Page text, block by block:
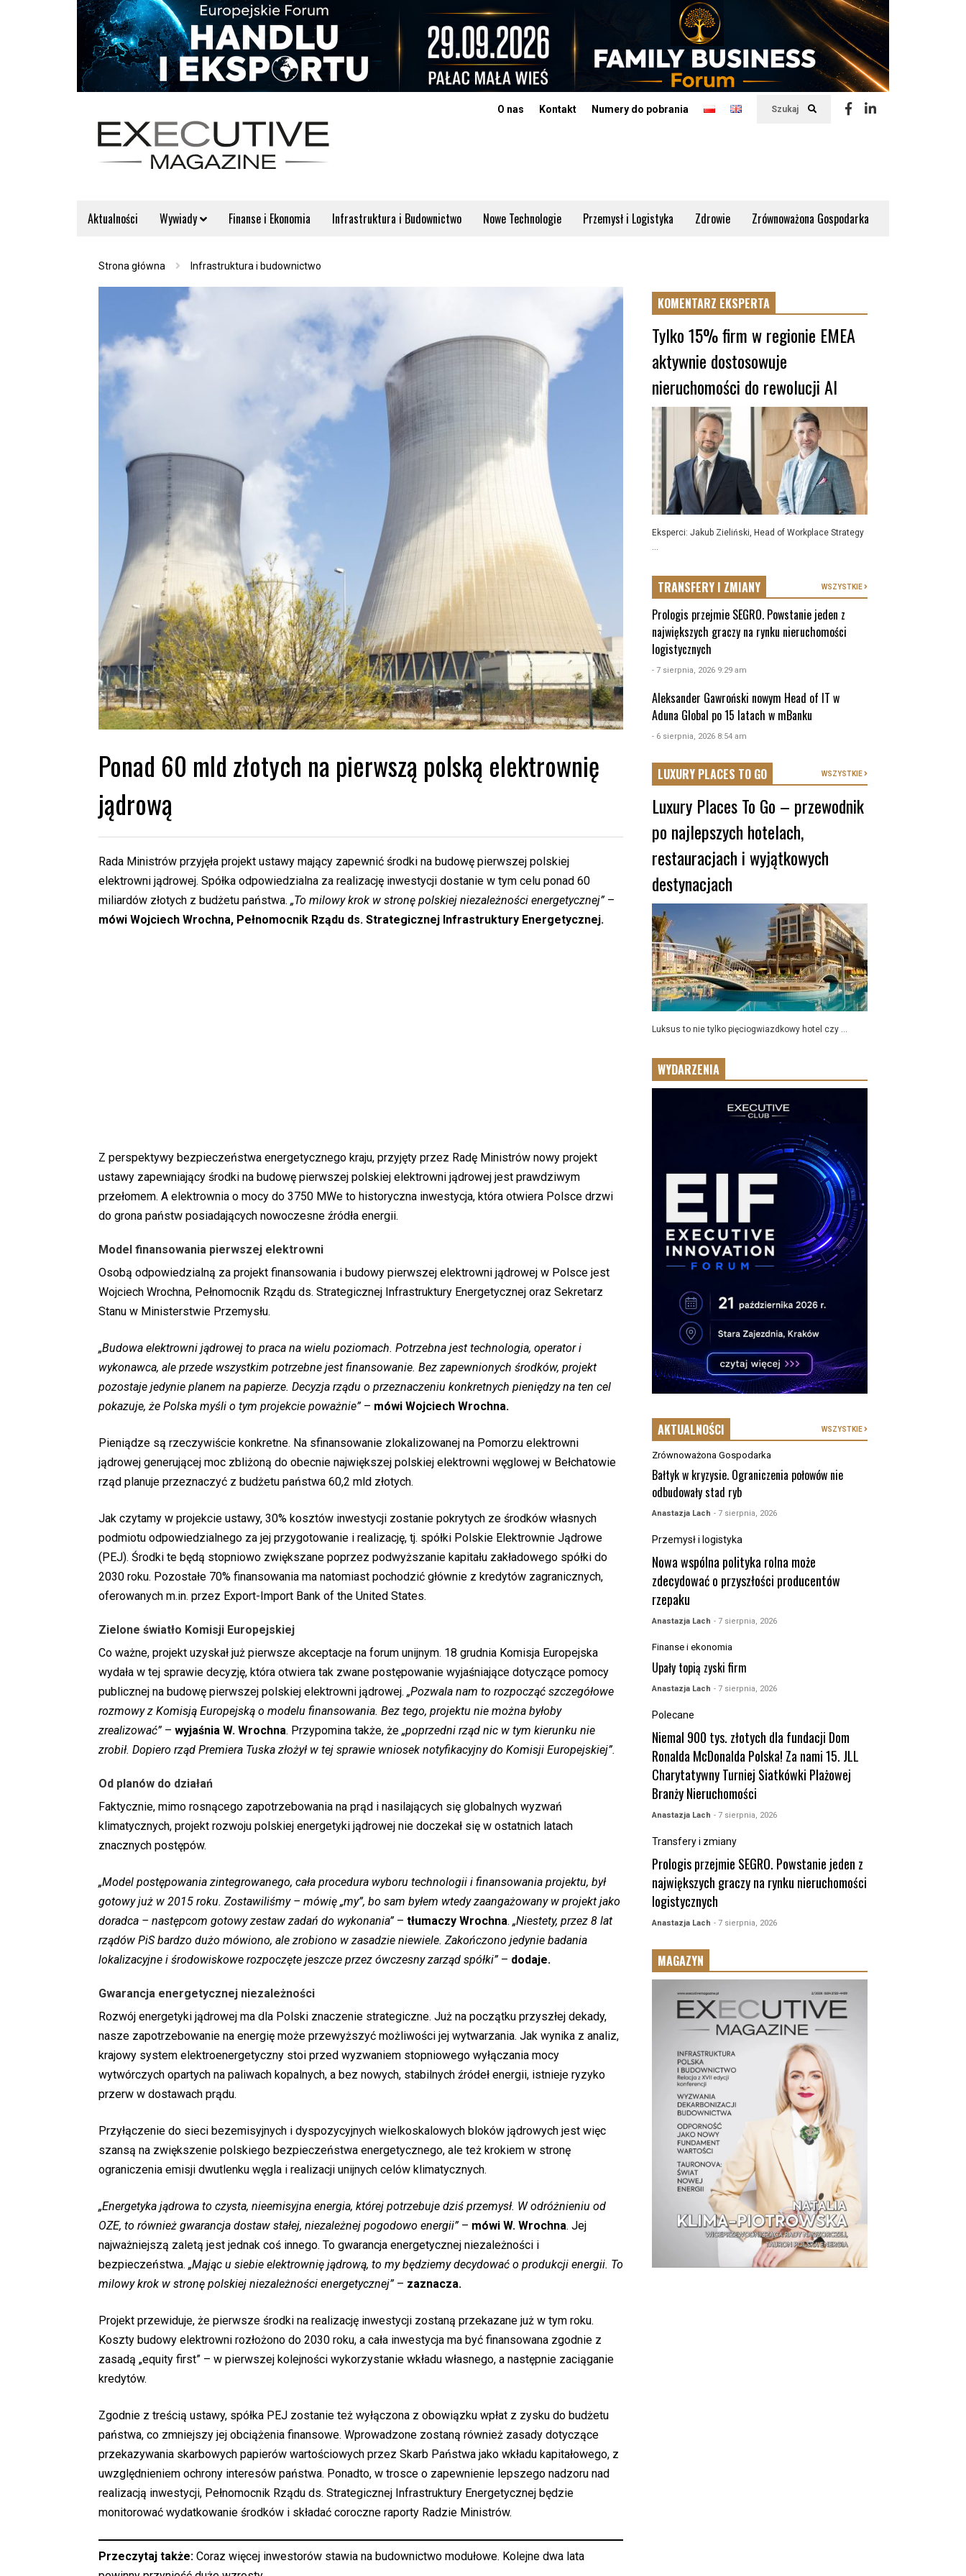
Szukaj
O nas Kontakt Numery do pobrania
Aktualności Wywiady Finanse i Ekonomia Infrastruktura i Budownictwo Nowe Technologie Przemysł i Logistyka Zdrowie Zrównoważona Gospodarka
Strona główna Infrastruktura i budownictwo
Ponad 60 mld złotych na pierwszą polską elektrownię
jądrową
Rada Ministrów przyjęła projekt ustawy mający zapewnić środki na budowę pierwszej polskiej
elektrowni jądrowej. Spółka odpowiedzialna za realizację inwestycji dostanie w tym celu ponad 60
miliardów złotych z budżetu państwa. „To milowy krok w stronę polskiej niezależności energetycznej”–
mówi Wojciech Wrochna, Pełnomocnik Rządu ds. Strategicznej Infrastruktury Energetycznej.
Z perspektywy bezpieczeństwa energetycznego kraju, przyjęty przez Radę Ministrów nowy projekt
ustawy zapewniający środki na budowę pierwszej polskiej elektrowni jądrowej jest prawdziwym
przełomem. A elektrownia o mocy do 3750 MWe to historyczna inwestycja, która otwiera Polsce drzwi
do grona państw posiadających nowoczesne źródła energii.
Model finansowania pierwszej elektrowni
Osobą odpowiedzialną za projekt finansowania i budowy pierwszej elektrowni jądrowej w Polsce jest
Wojciech Wrochna, Pełnomocnik Rządu ds. Strategicznej Infrastruktury Energetycznej oraz Sekretarz
Stanu w Ministerstwie Przemysłu.
„Budowa elektrowni jądrowej to praca na wielu poziomach. Potrzebna jest technologia, operator i
wykonawca, ale przede wszystkim potrzebne jest finansowanie. Bez zapewnionych środków, projekt
pozostaje jedynie planem na papierze. Decyzja rządu o przeznaczeniu konkretnych pieniędzy na ten cel
pokazuje, że Polska myśli o tym projekcie poważnie”– mówi Wojciech Wrochna.
Pieniądze są rzeczywiście konkretne. Na sfinansowanie zlokalizowanej na Pomorzu elektrowni
jądrowej generującej moc zbliżoną do obecnie największej polskiej elektrowni węglowej w Bełchatowie
rząd planuje przeznaczyć z budżetu państwa 60,2 mld złotych.
Jak czytamy w projekcie ustawy, 30% kosztów inwestycji zostanie pokrytych ze środków własnych
podmiotu odpowiedzialnego za jej przygotowanie i realizację, tj. spółki Polskie Elektrownie Jądrowe
(PEJ). Środki te będą stopniowo zwiększane poprzez podwyższanie kapitału zakładowego spółki do
2030 roku. Pozostałe 70% finansowania ma natomiast pochodzić głównie z kredytów zagranicznych,
oferowanych m.in. przez Export-Import Bank of the United States.
Zielone światło Komisji Europejskiej
Co ważne, projekt uzyskał już pierwsze akceptacje na forum unijnym. 18 grudnia Komisja Europejska
wydała w tej sprawie decyzję, która otwiera tak zwane postępowanie wyjaśniające dotyczące pomocy
publicznej na budowę pierwszej polskiej elektrowni jądrowej. „Pozwala nam to rozpocząć szczegółowe
rozmowy z Komisją Europejską o modelu finansowania. Bez tego, projektu nie można byłoby
zrealizować” – wyjaśnia W. Wrochna. Przypomina także, że „poprzedni rząd nic w tym kierunku nie
zrobił. Dopiero rząd Premiera Tuska złożył w tej sprawie wniosek notyfikacyjny do Komisji Europejskiej”.
Od planów do działań
Faktycznie, mimo rosnącego zapotrzebowania na prąd i nasilających się globalnych wyzwań
klimatycznych, projekt rozwoju polskiej energetyki jądrowej nie doczekał się w ostatnich latach
znacznych postępów.
„Model postępowania zintegrowanego, cała procedura wyboru technologii i finansowania projektu, był
gotowy już w 2015 roku. Zostawiliśmy – mówię „my”, bo sam byłem wtedy zaangażowany w projekt jako
doradca – następcom gotowy zestaw zadań do wykonania” – tłumaczy Wrochna. „Niestety, przez 8 lat
rządów PiS bardzo dużo mówiono, ale zrobiono w zasadzie niewiele. Zakończono jedynie badania
lokalizacyjne i środowiskowe rozpoczęte jeszcze przez ówczesny zarząd spółki” – dodaje.
Gwarancja energetycznej niezależności
Rozwój energetyki jądrowej ma dla Polski znaczenie strategiczne. Już na początku przyszłej dekady,
nasze zapotrzebowanie na energię może przewyższyć możliwości jej wytwarzania. Jak wynika z analiz,
krajowy system elektroenergetyczny stoi przed wyzwaniem stopniowego wyłączania mocy
wytwórczych opartych na paliwach kopalnych, a bez nowych, stabilnych źródeł energii, istnieje ryzyko
przerw w dostawach prądu.
Przyłączenie do sieci bezemisyjnych i dyspozycyjnych wielkoskalowych bloków jądrowych jest więc
szansą na zwiększenie polskiego bezpieczeństwa energetycznego, ale też krokiem w stronę
ograniczenia emisji dwutlenku węgla i realizacji unijnych celów klimatycznych.
„Energetyka jądrowa to czysta, nieemisyjna energia, której potrzebuje dziś przemysł. W odróżnieniu od
OZE, to również gwarancja dostaw stałej, niezależnej pogodowo energii”– mówi W. Wrochna. Jej
najważniejszą zaletą jest jednak coś innego. To gwarancja energetycznej niezależności i
bezpieczeństwa. „Mając u siebie elektrownię jądrową, to my będziemy decydować o produkcji energii. To
milowy krok w stronę polskiej niezależności energetycznej”– zaznacza.
Projekt przewiduje, że pierwsze środki na realizację inwestycji zostaną przekazane już w tym roku.
Koszty budowy elektrowni rozłożono do 2030 roku, a cała inwestycja ma być finansowana zgodnie z
zasadą „equity first” – w pierwszej kolejności wykorzystanie wkładu własnego, a następnie zaciąganie
kredytów.
Zgodnie z treścią ustawy, spółka PEJ zostanie też wyłączona z obowiązku wpłat z zysku do budżetu
państwa, co zmniejszy jej obciążenia finansowe. Wprowadzone zostaną również zasady dotyczące
przekazywania skarbowych papierów wartościowych przez Skarb Państwa jako wkładu kapitałowego, z
uwzględnieniem ochrony interesów państwa. Ponadto, w trosce o zapewnienie lepszego nadzoru nad
realizacją inwestycji, Pełnomocnik Rządu ds. Strategicznej Infrastruktury Energetycznej będzie
monitorować wydatkowanie środków i składać coroczne raporty Radzie Ministrów.
Przeczytaj także: Coraz więcej inwestorów stawia na budownictwo modułowe. Kolejne dwa lata
KOMENTARZ EKSPERTA
Tylko 15% firm w regionie EMEA
aktywnie dostosowuje
nieruchomości do rewolucji AI
Eksperci: Jakub Zieliński, Head of Workplace Strategy
...
TRANSFERY I ZMIANY WSZYSTKIE
Prologis przejmie SEGRO. Powstanie jeden z
największych graczy na rynku nieruchomości
logistycznych
- 7 sierpnia, 2026 9:29 am
Aleksander Gawroński nowym Head of IT w
Aduna Global po 15 latach w mBanku
- 6 sierpnia, 2026 8:54 am
LUXURY PLACES TO GO WSZYSTKIE
Luxury Places To Go – przewodnik
po najlepszych hotelach,
restauracjach i wyjątkowych
destynacjach
Luksus to nie tylko pięciogwiazdkowy hotel czy ...
WYDARZENIA
AKTUALNOŚCI WSZYSTKIE
Zrównoważona Gospodarka
Bałtyk w kryzysie. Ograniczenia połowów nie
odbudowały stad ryb
Anastazja Lach - 7 sierpnia, 2026
Przemysł i logistyka
Nowa wspólna polityka rolna może
zdecydować o przyszłości producentów
rzepaku
Anastazja Lach - 7 sierpnia, 2026
Finanse i ekonomia
Upały topią zyski firm
Anastazja Lach - 7 sierpnia, 2026
Polecane
Niemal 900 tys. złotych dla fundacji Dom
Ronalda McDonalda Polska! Za nami 15. JLL
Charytatywny Turniej Siatkówki Plażowej
Branży Nieruchomości
Anastazja Lach - 7 sierpnia, 2026
Transfery i zmiany
Prologis przejmie SEGRO. Powstanie jeden z
największych graczy na rynku nieruchomości
logistycznych
Anastazja Lach - 7 sierpnia, 2026
MAGAZYN